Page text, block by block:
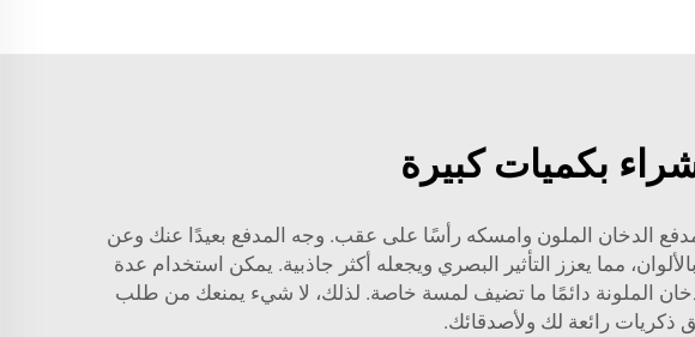
بكميات كبيرة
الدخان الملون وامسكه رأسًا على عقب. وجه المدفع بعيدًا عنك وعن
مما يعزز التأثير البصري ويجعله أكثر جاذبية. يمكن استخدام عدة
الملونة دائمًا ما تضيف لمسة خاصة. لذلك، لا شيء يمنعك من طلب
ذكريات رائعة لك ولأصدقائك.